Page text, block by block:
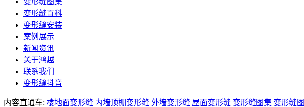
变形缝图集
变形缝百科
变形缝安装
案例展示
新闻资讯
关于鸿越
联系我们
变形缝抖音
内容直通车: 楼地面变形缝 内墙顶棚变形缝 外墙变形缝 屋面变形缝 变形缝图集 变形缝